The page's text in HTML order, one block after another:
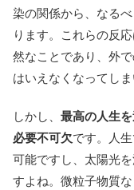
染の関係から、なる
ります。これらの反
然なことであり、外
はいえなくなってしま
しかし、 最高の人生
必要不可欠です。人
可能ですし、太陽光
すよね。微粒子物質